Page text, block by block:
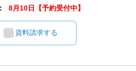
8月10日【予約受付中】
資料請求する